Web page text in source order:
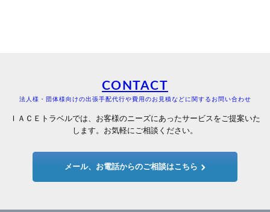
CONTACT
法人様・団体様向けの出張手配代行や費用のお見積などに関するお問い合わせ
ＩＡＣＥトラベルでは、お客様のニーズにあったサービスをご提案いた
します。お気軽にご相談ください。
メール、お電話からのご相談はこちら